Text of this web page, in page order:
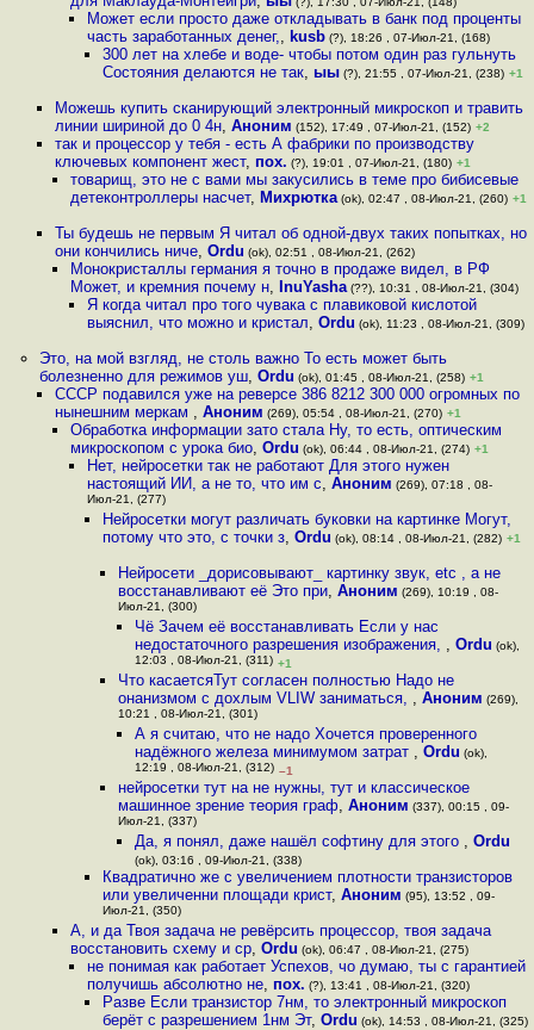
Может если просто даже откладывать в банк под проценты
часть заработанных денег,, kusb(?), 18:26 , 07-Июл-21, (168)
300 лет на хлебе и воде- чтобы потом один раз гульнуть
Состояния делаются не так, ыы(?), 21:55 , 07-Июл-21, (238) +1
Можешь купить сканирующий электронный микроскоп и травить
линии шириной до 0 4н, Аноним (152), 17:49 , 07-Июл-21, (152) +2
так и процессор у тебя - есть А фабрики по производству
ключевых компонент жест, пох. (?), 19:01 , 07-Июл-21, (180) +1
товарищ, это не с вами мы закусились в теме про бибисевые
детеконтроллеры насчет, Михрютка (ok), 02:47 , 08-Июл-21, (260) +1
Ты будешь не первым Я читал об одной-двух таких попытках, но
они кончились ниче, Ordu (ok), 02:51 , 08-Июл-21, (262)
Монокристаллы германия я точно в продаже видел, в РФ
Может, и кремния почему н, InuYasha (??), 10:31 , 08-Июл-21, (304)
Я когда читал про того чувака с плавиковой кислотой
выяснил, что можно и кристал, Ordu (ok), 11:23 , 08-Июл-21, (309)
Это, на мой взгляд, не столь важно То есть может быть
болезненно для режимов уш, Ordu (ok), 01:45 , 08-Июл-21, (258) +1
СССР подавился уже на реверсе 386 8212 300 000 огромных по
нынешним меркам , Аноним (269), 05:54 , 08-Июл-21, (270) +1
Обработка информации зато стала Ну, то есть, оптическим
микроскопом с урока био,Ordu (ok), 06:44 , 08-Июл-21, (274) +1
Нет, нейросетки так не работают Для этого нужен
настоящий ИИ, а не то, что им с, Аноним (269), 07:18 , 08-
Июл-21, (277)
Нейросетки могут различать буковки на картинке Могут,
потому что это, с точки з, Ordu (ok), 08:14 , 08-Июл-21, (282) +1
Нейросети _дорисовывают_ картинку звук, etc , а не
восстанавливают её Это при,Аноним (269), 10:19 , 08-
Июл-21, (300)
Чё Зачем её восстанавливать Если у нас
недостаточного разрешения изображения, , Ordu (ok),
12:03 , 08-Июл-21, (311) +1
Что касаетсяТут согласен полностью Надо не
онанизмом с дохлым VLIW заниматься, ,Аноним (269),
10:21 , 08-Июл-21, (301)
А я считаю, что не надо Хочется проверенного
надёжного железа минимумом затрат , Ordu (ok),
12:19 , 08-Июл-21, (312) –1
нейросетки тут на не нужны, тут и классическое
машинное зрение теория граф,Аноним (337), 00:15 , 09-
Июл-21, (337)
Да, я понял, даже нашёл софтину для этого , Ordu
(ok), 03:16 , 09-Июл-21, (338)
Квадратично же с увеличением плотности транзисторов
или увеличенни площади крист, Аноним (95), 13:52 , 09-
Июл-21, (350)
А, и да Твоя задача не ревёрсить процессор, твоя задача
восстановить схему и ср,Ordu (ok), 06:47 , 08-Июл-21, (275)
не понимая как работает Успехов, чо думаю, ты с гарантией
получишь абсолютно не, пох. (?), 13:41 , 08-Июл-21, (320)
Разве Если транзистор 7нм, то электронный микроскоп
берёт с разрешением 1нм Эт, Ordu (ok), 14:53 , 08-Июл-21, (325)